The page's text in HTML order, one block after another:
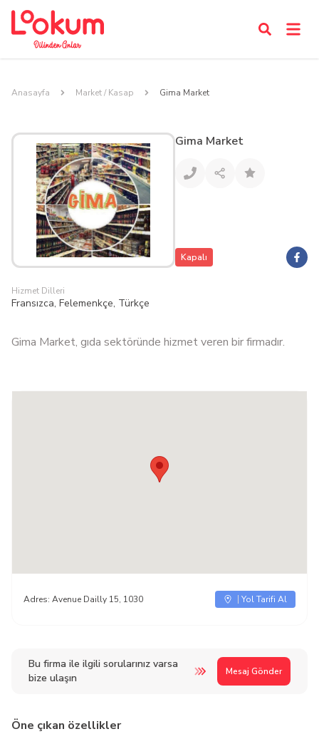
Anasayfa Market / Kasap Gima Market
Gima Market
Kapalı
Hizmet Dilleri
Fransızca, Felemenkçe, Türkçe
Gima Market, gıda sektöründe hizmet veren bir firmadır.
Bu firma ile ilgili sorularınız varsa
bize ulaşın
Mesaj Gönder
Adres: Avenue Dailly 15, 1030 Yol Tarifi Al
Öne çıkan özellikler